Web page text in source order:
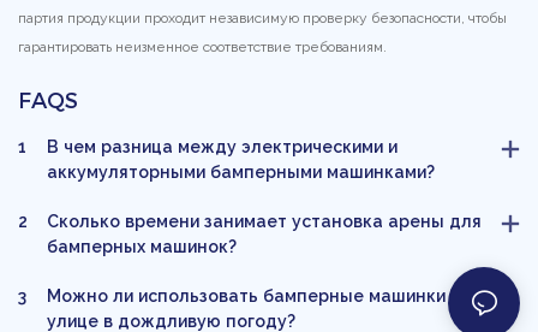
партия продукции проходит независимую проверку безопасности, чтобы
гарантировать неизменное соответствие требованиям.
FAQS
1
В чем разница между электрическими и
аккумуляторными бамперными машинками?
2
Сколько времени занимает установка арены для
бамперных машинок?
3
Можно ли использовать бамперные машинки на
улице в дождливую погоду?